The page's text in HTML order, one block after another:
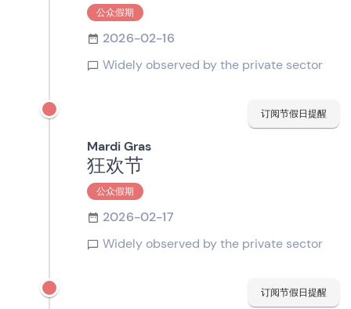
公众假期
2026-02-16
Widely observed by the private sector
订阅节假日提醒
Mardi Gras
狂欢节
公众假期
2026-02-17
Widely observed by the private sector
订阅节假日提醒